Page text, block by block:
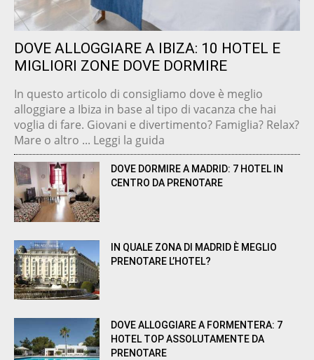
DOVE ALLOGGIARE A IBIZA: 10 HOTEL E
MIGLIORI ZONE DOVE DORMIRE
In questo articolo di consigliamo dove è meglio
alloggiare a Ibiza in base al tipo di vacanza che hai
voglia di fare. Giovani e divertimento? Famiglia? Relax?
Mare o altro ... Leggi la guida
DOVE DORMIRE A MADRID: 7 HOTEL IN
CENTRO DA PRENOTARE
IN QUALE ZONA DI MADRID È MEGLIO
PRENOTARE L’HOTEL?
DOVE ALLOGGIARE A FORMENTERA: 7
HOTEL TOP ASSOLUTAMENTE DA
PRENOTARE